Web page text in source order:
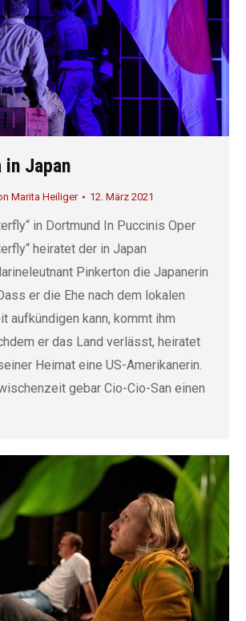
in Japan
Marita Heiliger 12. März 2021
in Dortmund In Puccinis Oper
heiratet der in Japan
Pinkerton die Japanerin
er die Ehe nach dem lokalen
aufkündigen kann, kommt ihm
er das Land verlässt, heiratet
Heimat eine US-Amerikanerin.
gebar Cio-Cio-San einen